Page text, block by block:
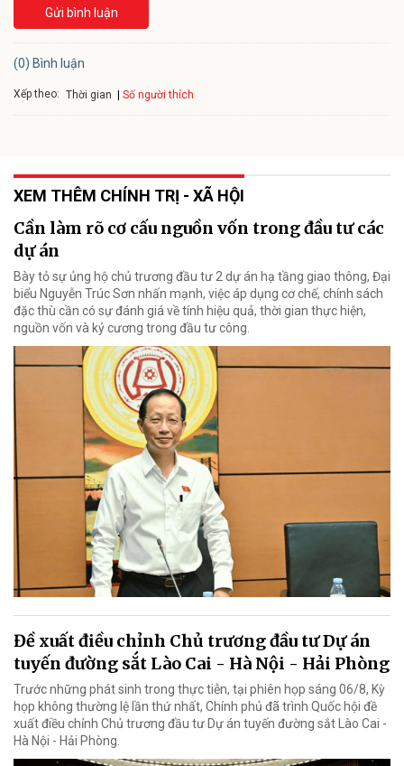
Gửi bình luận
(0) Bình luận
Xếp theo: Thời gian Số người thích
XEM THÊM CHÍNH TRỊ - XÃ HỘI
Cần làm rõ cơ cấu nguồn vốn trong đầu tư các
dự án
Bày tỏ sự ủng hộ chủ trương đầu tư 2 dự án hạ tầng giao thông, Đại
biểu Nguyễn Trúc Sơn nhấn mạnh, việc áp dụng cơ chế, chính sách
đặc thù cần có sự đánh giá về tính hiệu quả, thời gian thực hiện,
nguồn vốn và kỷ cương trong đầu tư công.
Đề xuất điều chỉnh Chủ trương đầu tư Dự án
tuyến đường sắt Lào Cai - Hà Nội - Hải Phòng
Trước những phát sinh trong thực tiễn, tại phiên họp sáng 06/8, Kỳ
họp không thường lệ lần thứ nhất, Chính phủ đã trình Quốc hội đề
xuất điều chỉnh Chủ trương đầu tư Dự án tuyến đường sắt Lào Cai -
Hà Nội - Hải Phòng.